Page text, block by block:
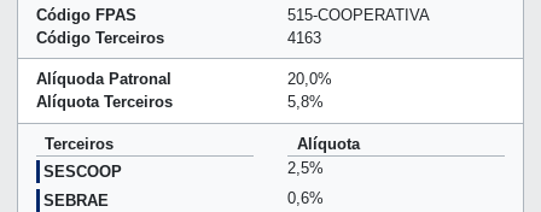
Código FPAS
515-COOPERATIVA
Código Terceiros
4163
Alíquoda Patronal
20,0%
Alíquota Terceiros
5,8%
Terceiros
Alíquota
SESCOOP
2,5%
SEBRAE
0,6%